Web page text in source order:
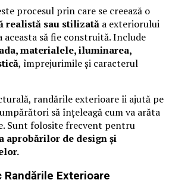
procesul prin care se creează o
realistă sau stilizată a exteriorului
să fie construită. Include
materialele, iluminarea,
, împrejurimile și caracterul
randările exterioare îi ajută pe
să înțeleagă cum va arăta
Sunt folosite frecvent pentru
aprobărilor de design și
Randările Exterioare